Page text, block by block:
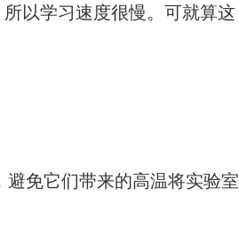
以学习速度很慢。可就算这
免它们带来的高温将实验室